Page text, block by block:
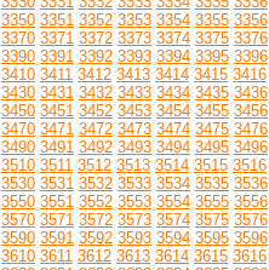
3350 3351 3352 3353 3354 3355 3356
3370 3371 3372 3373 3374 3375 3376
3390 3391 3392 3393 3394 3395 3396
3410 3411 3412 3413 3414 3415 3416
3430 3431 3432 3433 3434 3435 3436
3450 3451 3452 3453 3454 3455 3456
3470 3471 3472 3473 3474 3475 3476
3490 3491 3492 3493 3494 3495 3496
3510 3511 3512 3513 3514 3515 3516
3530 3531 3532 3533 3534 3535 3536
3550 3551 3552 3553 3554 3555 3556
3570 3571 3572 3573 3574 3575 3576
3590 3591 3592 3593 3594 3595 3596
3610 3611 3612 3613 3614 3615 3616